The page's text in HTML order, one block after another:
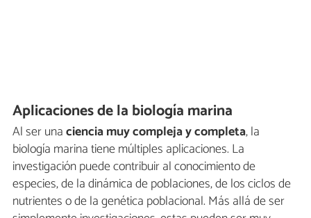
Aplicaciones de la biología marina
Al ser unaciencia muy compleja y completa, la
biología marina tiene múltiples aplicaciones. La
investigación puede contribuir al conocimiento de
especies, de la dinámica de poblaciones, de los ciclos de
nutrientes o de la genética poblacional. Más allá de ser